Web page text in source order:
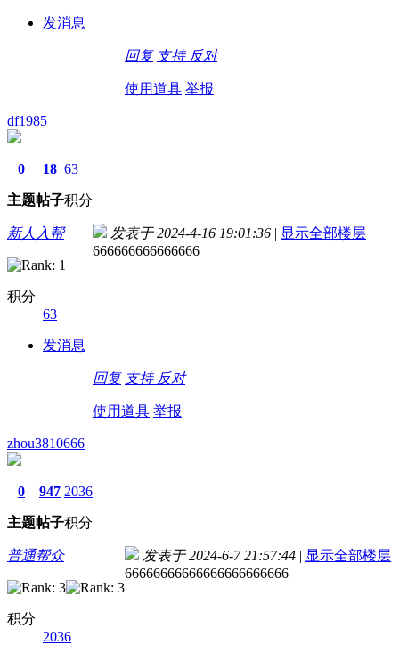
发消息
回复 支持 反对
使用道具 举报
df1985
0
主题
18
帖子
63
积分
新人入帮
积分
63
发消息
发表于 2024-4-16 19:01:36 | 显示全部楼层
666666666666666
回复 支持 反对
使用道具 举报
zhou3810666
0
主题
947
帖子
2036
积分
普通帮众
积分
2036
发表于 2024-6-7 21:57:44 | 显示全部楼层
66666666666666666666666